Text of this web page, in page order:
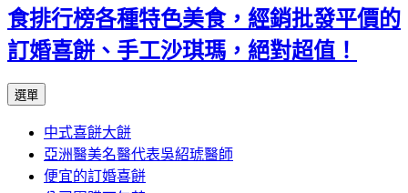
食排行榜各種特色美食，經銷批發平價的
訂婚喜餅、手工沙琪瑪，絕對超值！
選單
內
容
中式喜餅大餅
亞洲醫美名醫代表吳紹琥醫師
便宜的訂婚喜餅